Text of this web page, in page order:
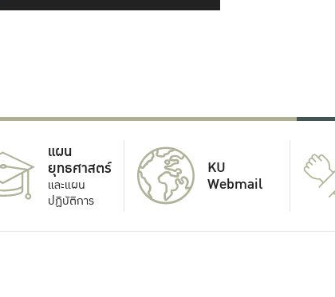
แผน
ยุทธศาสตร์
และแผน
ปฏิบัติการ
KU
Webmail